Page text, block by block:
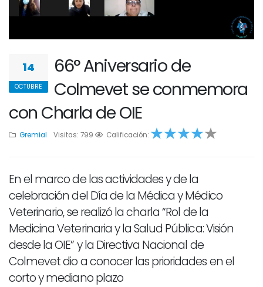
14
OCTUBRE
66° Aniversario de
Colmevet se conmemora
con Charla de OIE
Gremial Visitas: 799 Calificación:
1 2 3 4 1
En el marco de las actividades y de la
celebración del Día de la Médica y Médico
Veterinario, se realizó la charla “Rol de la
Medicina Veterinaria y la Salud Pública: Visión
desde la OIE” y la Directiva Nacional de
Colmevet dio a conocer las prioridades en el
corto y mediano plazo